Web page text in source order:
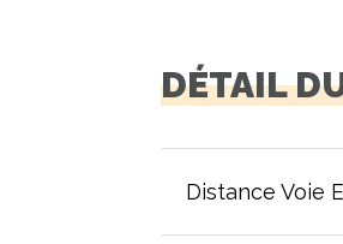
DÉTAIL
Distance Voie